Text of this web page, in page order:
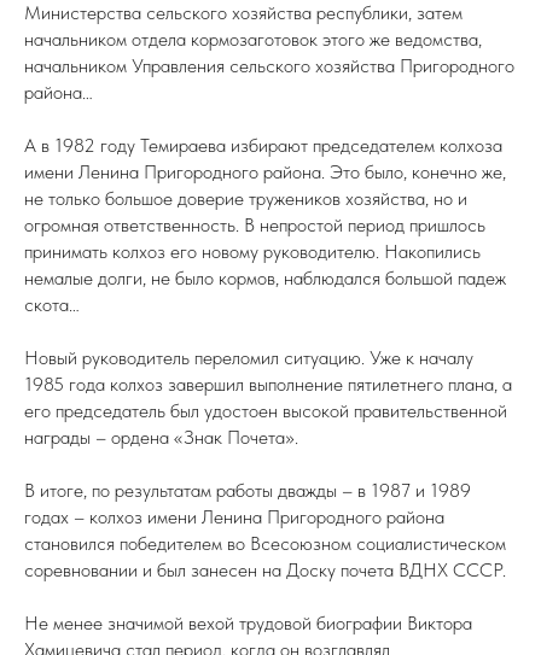
Министерства сельского хозяйства республики, затем
начальником отдела кормозаготовок этого же ведомства,
начальником Управления сельского хозяйства Пригородного
района…
А в 1982 году Темираева избирают председателем колхоза
имени Ленина Пригородного района. Это было, конечно же,
не только большое доверие тружеников хозяйства, но и
огромная ответственность. В непростой период пришлось
принимать колхоз его новому руководителю. Накопились
немалые долги, не было кормов, наблюдался большой падеж
скота…
Новый руководитель переломил ситуацию. Уже к началу
1985 года колхоз завершил выполнение пятилетнего плана, а
его председатель был удостоен высокой правительственной
награды – ордена «Знак Почета».
В итоге, по результатам работы дважды – в 1987 и 1989
годах – колхоз имени Ленина Пригородного района
становился победителем во Всесоюзном социалистическом
соревновании и был занесен на Доску почета ВДНХ СССР.
Не менее значимой вехой трудовой биографии Виктора
Хамицевича стал период, когда он возглавлял